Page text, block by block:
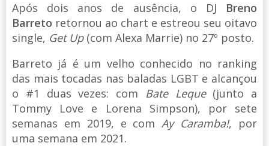
Após dois anos de ausência, o DJ Breno
Barreto retornou ao chart e estreou seu oitavo
single, Get Up(com Alexa Marrie) no 27º posto.
Barreto já é um velho conhecido no ranking
das mais tocadas nas baladas LGBT e alcançou
o #1 duas vezes: com Bate Leque(junto a
Tommy Love e Lorena Simpson), por sete
semanas em 2019, e comAy Caramba!, por
uma semana em 2021.